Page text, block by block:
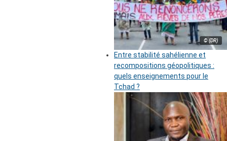
© (DR)
Entre stabilité sahélienne et
recompositions géopolitiques :
quels enseignements pour le
Tchad ?